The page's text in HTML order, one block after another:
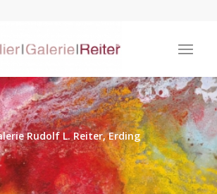
Rudolf L. Reiter, Erding